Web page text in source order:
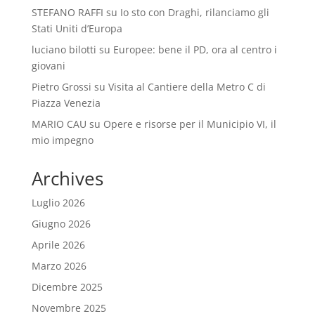
STEFANO RAFFI su Io sto con Draghi, rilanciamo gli
Stati Uniti d’Europa
luciano bilotti su Europee: bene il PD, ora al centro i
giovani
Pietro Grossi su Visita al Cantiere della Metro C di
Piazza Venezia
MARIO CAU su Opere e risorse per il Municipio VI, il
mio impegno
Archives
Luglio 2026
Giugno 2026
Aprile 2026
Marzo 2026
Dicembre 2025
Novembre 2025